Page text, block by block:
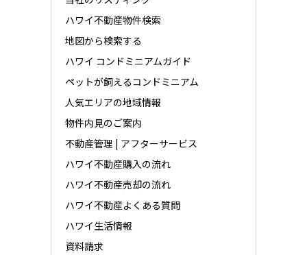
ハワイ不動産物件検索
地図から検索する
ハワイ コンドミニアムガイド
ペットが飼えるコンドミニアム
人気エリアの地域情報
物件内見のご案内
不動産管理 | アフターサービス
ハワイ不動産購入の流れ
ハワイ不動産売却の流れ
ハワイ不動産よくある質問
ハワイ生活情報
資料請求